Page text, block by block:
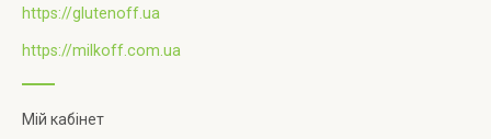
https://glutenoff.ua
https://milkoff.com.ua
Мій кабінет